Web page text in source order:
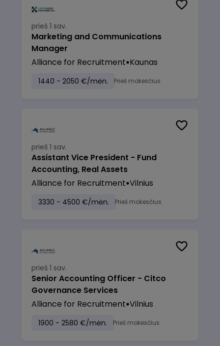
prieš 1 sav.
Marketing and Communications
Manager
Alliance for Recruitment Kaunas
1440 - 2050 €/mėn. Prieš mokesčius
prieš 1 sav.
Assistant Vice President - Fund
Accounting, Real Assets
Alliance for Recruitment Vilnius
3330 - 4500 €/mėn. Prieš mokesčius
prieš 1 sav.
Senior Accounting Officer - Citco
Governance Services
Alliance for Recruitment Vilnius
1900 - 2580 €/mėn. Prieš mokesčius